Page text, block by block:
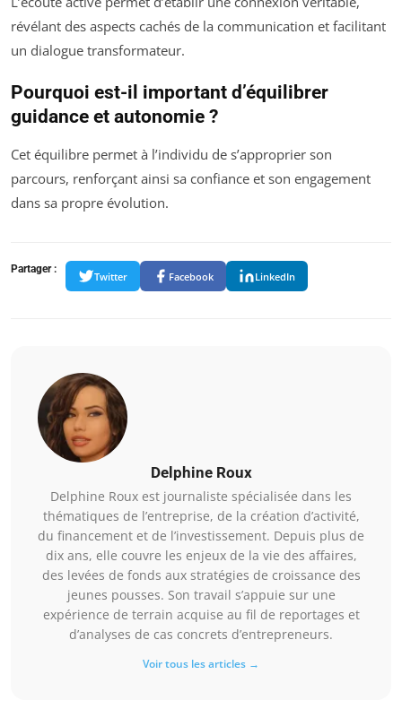
révélant des aspects cachés de la communication et facilitant
un dialogue transformateur.
Pourquoi est-il important d’équilibrer
guidance et autonomie ?
Cet équilibre permet à l’individu de s’approprier son
parcours, renforçant ainsi sa confiance et son engagement
dans sa propre évolution.
Partager :
Twitter Facebook LinkedIn
Delphine Roux
Delphine Roux est journaliste spécialisée dans les
thématiques de l’entreprise, de la création d’activité,
du financement et de l’investissement. Depuis plus de
dix ans, elle couvre les enjeux de la vie des affaires,
des levées de fonds aux stratégies de croissance des
jeunes pousses. Son travail s’appuie sur une
expérience de terrain acquise au fil de reportages et
d’analyses de cas concrets d’entrepreneurs.
Voir tous les articles →